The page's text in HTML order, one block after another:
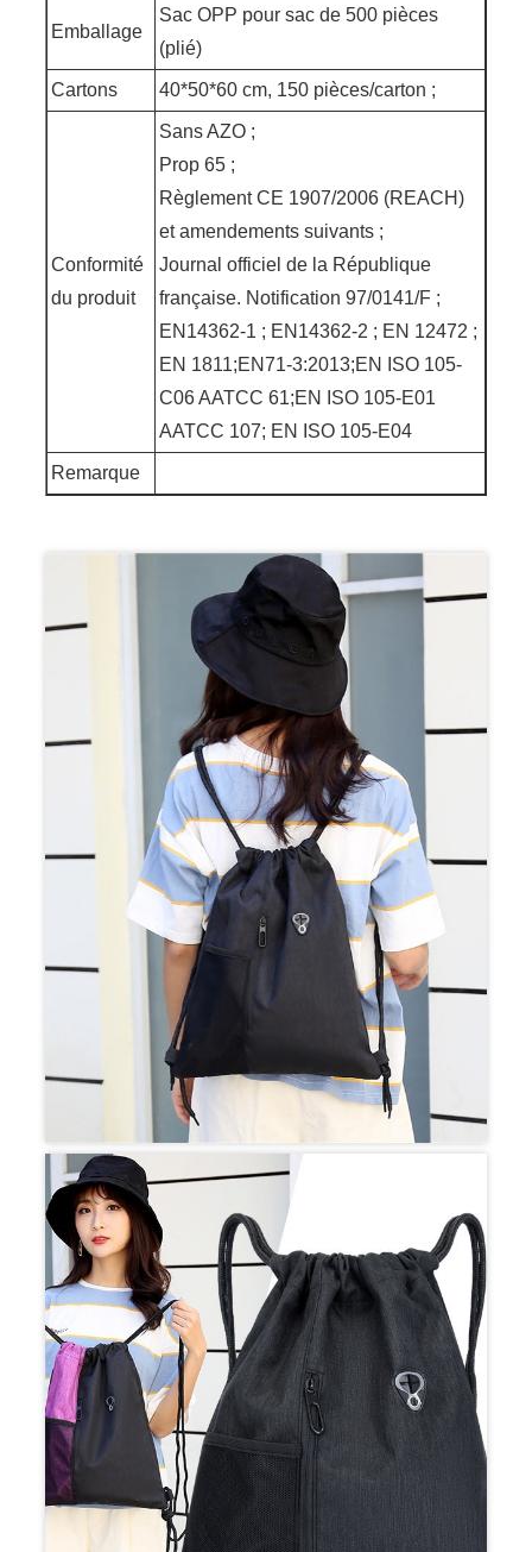
Emballage
Sac OPP pour sac de 500 pièces
(plié)
Cartons 40*50*60 cm, 150 pièces/carton ;
Conformité
du produit
Sans AZO ;
Prop 65 ;
Règlement CE 1907/2006 (REACH)
et amendements suivants ;
Journal officiel de la République
française. Notification 97/0141/F ;
EN14362-1 ; EN14362-2 ; EN 12472 ;
EN 1811;EN71-3:2013;EN ISO 105-
C06 AATCC 61;EN ISO 105-E01
AATCC 107; EN ISO 105-E04
Remarque